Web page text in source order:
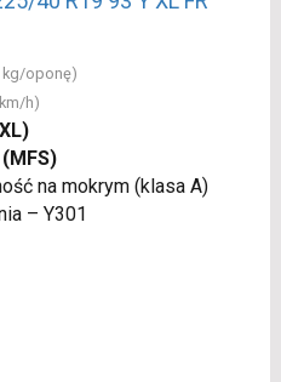
kg/oponę)
h)
(MFS)
na mokrym (klasa A)
– Y301